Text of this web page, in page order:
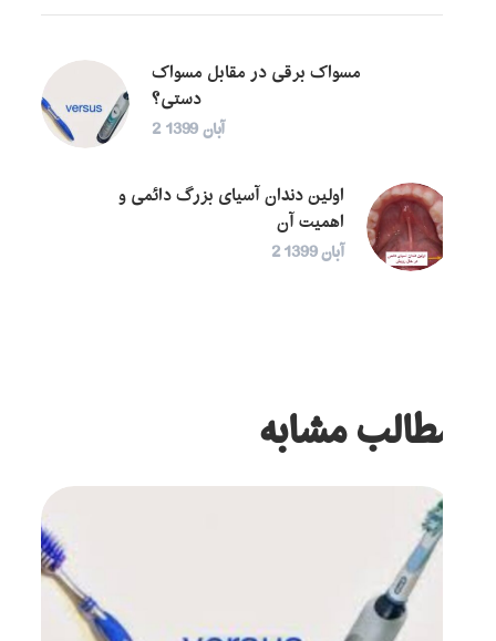
مسواک برقی در مقابل مسواک
دستی؟
2 آبان 1399
اولین دندان آسیای بزرگ دائمی و
اهمیت آن
2 آبان 1399
مطالب مشابه